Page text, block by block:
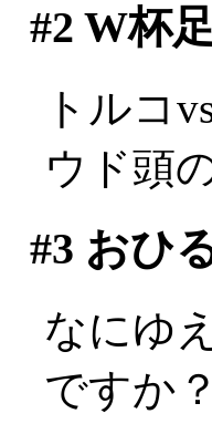
#2 W杯
トルコ
ウド頭
#3 おひ
なにゆ
ですか